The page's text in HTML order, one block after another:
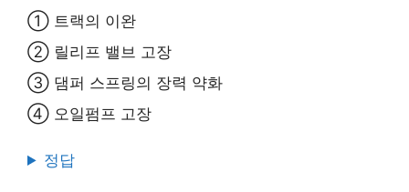
① 트랙의 이완
② 릴리프 밸브 고장
③ 댐퍼 스프링의 장력 약화
④ 오일펌프 고장
정답